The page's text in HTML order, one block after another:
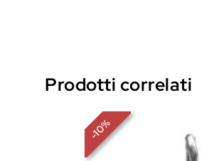
Prodotti correlati
-
10
%